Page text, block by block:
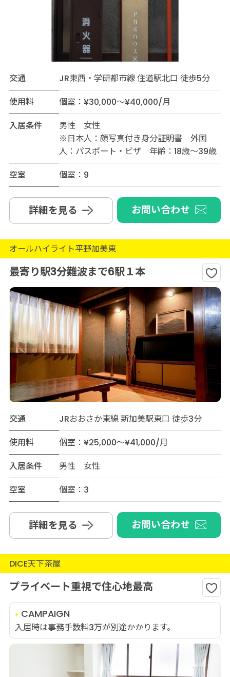
交通
JR東西・学研都市線 住道駅北口 徒歩5分
使用料
個室：¥30,000～¥40,000/月
入居条件
男性 女性
※日本人：顔写真付き身分証明書 外国
人：パスポート・ビザ 年齢：18歳～39歳
空室
個室：9
詳細を見る お問い合わせ
オールハイライト平野加美東
最寄り駅3分難波まで6駅１本
交通
JRおおさか東線 新加美駅東口 徒歩3分
使用料
個室：¥25,000～¥41,000/月
入居条件
男性 女性
空室
個室：3
詳細を見る お問い合わせ
DICE天下茶屋
プライベート重視で住心地最高
CAMPAIGN
入居時は事務手数料3万が別途かかります。